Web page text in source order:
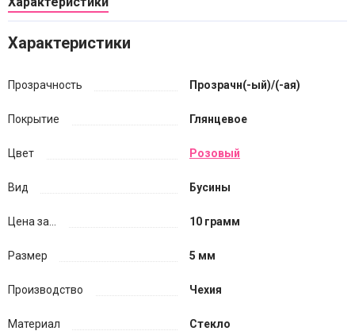
Характеристики
Прозрачность Прозрачн(-ый)/(-ая)
Покрытие Глянцевое
Цвет Розовый
Вид Бусины
Цена за... 10 грамм
Размер 5 мм
Производство Чехия
Материал Стекло